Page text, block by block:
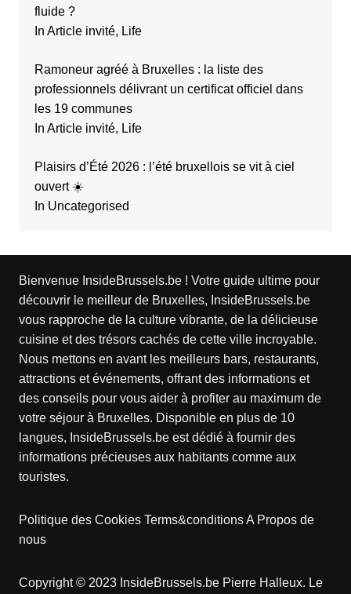
fluide ?
In Article invité, Life
Ramoneur agréé à Bruxelles : la liste des
professionnels délivrant un certificat officiel dans
les 19 communes
In Article invité, Life
Plaisirs d’Été 2026 : l’été bruxellois se vit à ciel
ouvert ☀️
In Uncategorised
Bienvenue InsideBrussels.be ! Votre guide ultime pour
découvrir le meilleur de Bruxelles, InsideBrussels.be
vous rapproche de la culture vibrante, de la délicieuse
cuisine et des trésors cachés de cette ville incroyable.
Nous mettons en avant les meilleurs bars, restaurants,
attractions et événements, offrant des informations et
des conseils pour vous aider à profiter au maximum de
votre séjour à Bruxelles. Disponible en plus de 10
langues, InsideBrussels.be est dédié à fournir des
informations précieuses aux habitants comme aux
touristes.
Politique des Cookies Terms&conditionsA Propos de
nous
Copyright © 2023 InsideBrussels.be Pierre Halleux. Le